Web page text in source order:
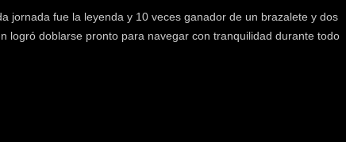
jornada fue la leyenda y 10 veces ganador de un brazalete y dos
logró doblarse pronto para navegar con tranquilidad durante todo